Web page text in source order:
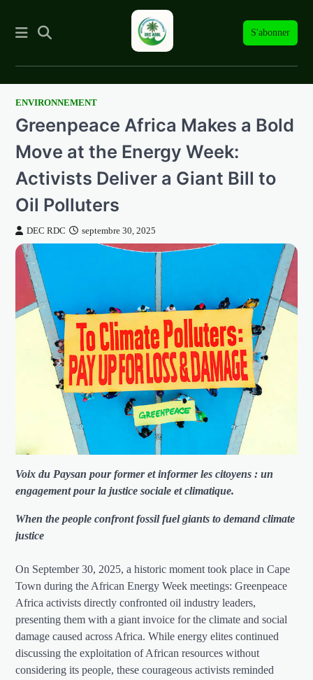
S'abonner
SkipENVIRONNEMENT
Greenpeace Africa Makes a Bold
Move at the Energy Week:
Activists Deliver a Giant Bill to
Oil Polluters
DEC RDC septembre 30, 2025
Voix du Paysan pour former et informer les citoyens : un
engagement pour la justice sociale et climatique.
When the people confront fossil fuel giants to demand climate
justice
On September 30, 2025, a historic moment took place in Cape
Town during the African Energy Week meetings: Greenpeace
Africa activists directly confronted oil industry leaders,
presenting them with a giant invoice for the climate and social
damage caused across Africa. While energy elites continued
discussing the exploitation of African resources without
considering its people, these courageous activists reminded